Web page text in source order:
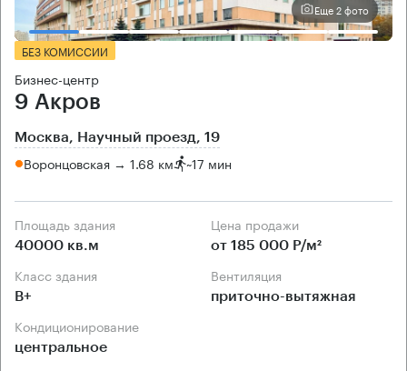
Еще 2 фото
БЕЗ КОМИССИИ
Бизнес-центр
9 Акров
Москва, Научный проезд, 19
Воронцовская → 1.68 км ~17 мин
Площадь здания
40000 кв.м
Цена продажи
от 185 000 Р/м²
Класс здания
B+
Вентиляция
приточно-вытяжная
Кондиционирование
центральное